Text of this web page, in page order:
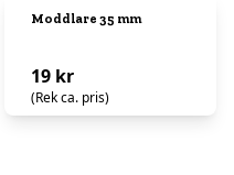
Moddlare 35 mm
19 kr
(Rek ca. pris)